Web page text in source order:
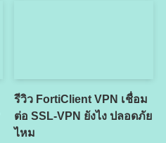
รีวิว FortiClient VPN เชื่อม
ต่อ SSL-VPN ยังไง ปลอดภัย
ไหม